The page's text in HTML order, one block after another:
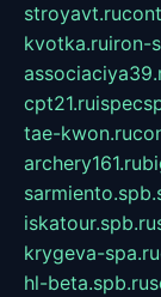
stroyavt.ru
kvotka.ruiron-
cpt21.ru
tae-kwon.ru
archery161.ru
iskatour.spb.ru
krygeva-spa.ru
hl-beta.spb.ru